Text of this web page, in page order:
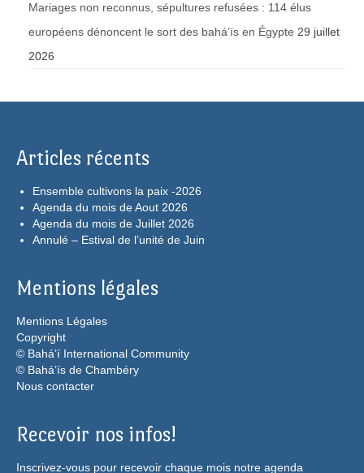
Mariages non reconnus, sépultures refusées : 114 élus
européens dénoncent le sort des bahá’ís en Égypte 29 juillet
2026
Articles récents
Ensemble cultivons la paix -2026
Agenda du mois de Aout 2026
Agenda du mois de Juillet 2026
Annulé – Estival de l’unité de Juin
Mentions légales
Mentions Légales
Copyright
© Bahá’í International Community
© Bahá’ís de Chambéry
Nous contacter
Recevoir nos infos!
Inscrivez-vous pour recevoir chaque mois notre agenda